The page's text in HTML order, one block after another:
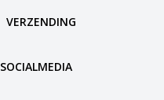
VERZENDING
SOCIALMEDIA